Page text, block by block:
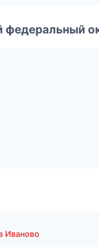
федеральный
Иваново